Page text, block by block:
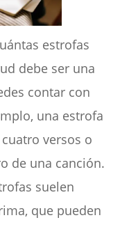
estrofas
debe ser una
contar con
una estrofa
versos o
de una canción.
suelen
que pueden